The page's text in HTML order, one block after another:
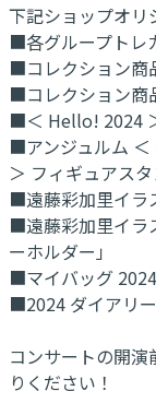
下記ショップオリ
■各グループトレ
■コレクション商
■コレクション商
■＜ Hello! 2024
■アンジュルム ＜
＞ フィギュアス
■遠藤彩加里イラ
■遠藤彩加里イラ
ーホルダー」
■マイバッグ
■2024 ダイアリー
コンサートの開
りください！